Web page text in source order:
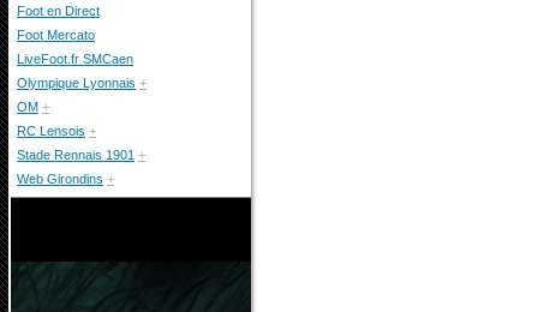
Foot en Direct
Foot Mercato
LiveFoot.fr SMCaen
Olympique Lyonnais +
OM +
RC Lensois +
Stade Rennais 1901 +
Web Girondins +